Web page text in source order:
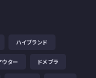
ハイブランド
ウター ドメブラ